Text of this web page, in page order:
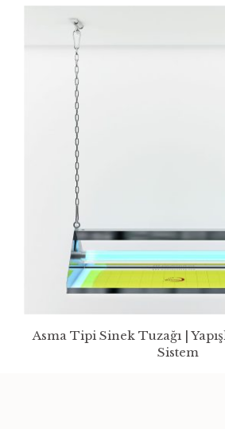
Asma Tipi Sinek Tuzağı |
Sistem